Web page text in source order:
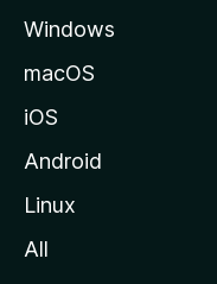
Windows
macOS
iOS
Android
Linux
All